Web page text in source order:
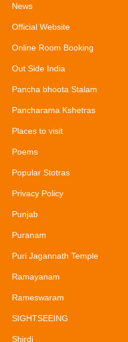
News
Official Website
Online Room Booking
Out Side India
Pancha bhoota Stalam
Pancharama Kshetras
Places to visit
Poems
Popular Stotras
Privacy Policy
Punjab
Puranam
Puri Jagannath Temple
Ramayanam
Rameswaram
SIGHTSEEING
Shirdi